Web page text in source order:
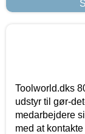
Toolworld.dks
udstyr til gør-
medarbejdere
med at